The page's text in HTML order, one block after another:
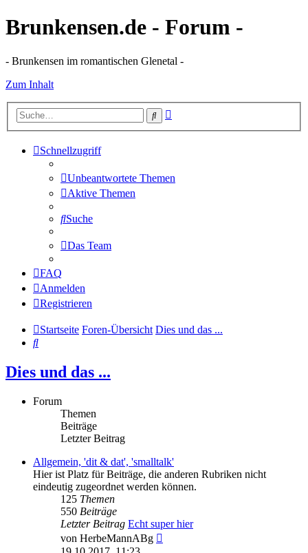
Brunkensen.de - Forum -
- Brunkensen im romantischen Glenetal -
Zum Inhalt
Suche
Schnellzugriff
Unbeantwortete Themen
Aktive Themen
Suche
Das Team
FAQ
Anmelden
Registrieren
Startseite Foren-Übersicht Dies und das ...
Suche
Dies und das ...
Forum
Themen
Beiträge
Letzter Beitrag
Allgemein, 'dit & dat', 'smalltalk'
Hier ist Platz für Beiträge, die anderen Rubriken nicht
eindeutig zugeordnet werden können.
125 Themen
550 Beiträge
Letzter Beitrag Echt super hier
von HerbeMannABg